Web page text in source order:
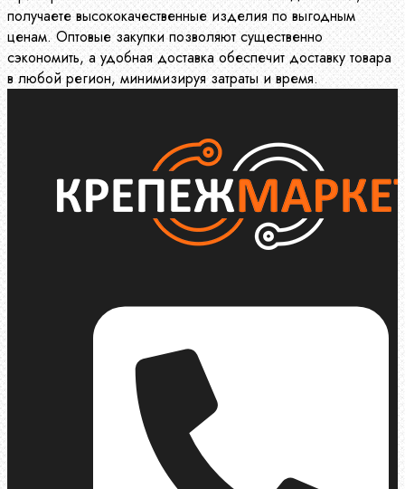
получаете высококачественные изделия по выгодным
ценам. Оптовые закупки позволяют существенно
сэкономить, а удобная доставка обеспечит доставку товара
в любой регион, минимизируя затраты и время.